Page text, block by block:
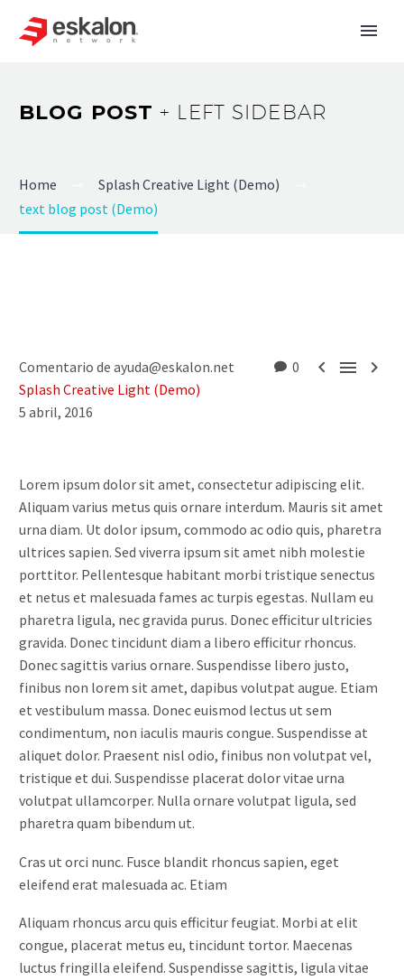
BLOG POST+ LEFT SIDEBAR
Home
Splash Creative Light (Demo)
text blog post (Demo)
0   
Comentario de ayuda@eskalon.net
Splash Creative Light (Demo)
5 abril, 2016
Lorem ipsum dolor sit amet, consectetur adipiscing elit.
Aliquam varius metus quis ornare interdum. Mauris sit amet
urna diam. Ut dolor ipsum, commodo ac odio quis, pharetra
ultrices sapien. Sed viverra ipsum sit amet nibh molestie
porttitor. Pellentesque habitant morbi tristique senectus
et netus et malesuada fames ac turpis egestas. Nullam eu
pharetra ligula, nec gravida purus. Donec efficitur ultricies
gravida. Donec tincidunt diam a libero efficitur rhoncus.
Donec sagittis varius ornare. Suspendisse libero justo,
finibus non lorem sit amet, dapibus volutpat augue. Etiam
et vestibulum massa. Donec euismod lectus ut sem
condimentum, non iaculis mauris congue. Suspendisse at
aliquet dolor. Praesent nisl odio, finibus non volutpat vel,
tristique et dui. Suspendisse placerat dolor vitae urna
volutpat ullamcorper. Nulla ornare volutpat ligula, sed
pharetra quam bibendum ut.
Cras ut orci nunc. Fusce blandit rhoncus sapien, eget
eleifend erat malesuada ac. Etiam
Aliquam rhoncus arcu quis efficitur feugiat. Morbi at elit
congue, placerat metus eu, tincidunt tortor. Maecenas
luctus fringilla eleifend. Suspendisse sagittis, ligula vitae